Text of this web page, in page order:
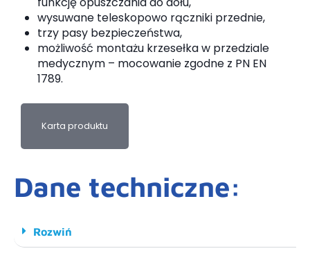
wysuwane teleskopowo rączniki przednie,
trzy pasy bezpieczeństwa,
możliwość montażu krzesełka w przedziale
medycznym – mocowanie zgodne z PN EN
1789.
Karta produktu
Dane techniczne:
Rozwiń